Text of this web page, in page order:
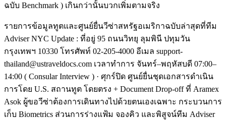
ฉบับ Benchmark ) เกินกว่านั้นบวกเพิ่มตามจริง
รายการข้อมูลทูตและศูนย์ยื่นวีซ่าสหรัฐอเมริกาฉบับล่าสุดที่ทีม
Adviser NYC Update : ที่อยู่ 95 ถนนวิทยุ ลุมพินี ปทุมวัน
กรุงเทพฯ 10330 โทรศัพท์ 02-205-4000 อีเมล support-
thailand@ustraveldocs.com เวลาทำการ จันทร์–พฤหัสบดี 07:00–
14:00 ( Consular Interview ) · ศุกร์ปิด ศูนย์ยื่นชุดเอกสารดำเนิน
การโดย U.S. สถานทูต โดยตรง + Document Drop-off ที่ Aramex
Asok ผู้ขอวีซ่าต้องการเดินทางไปด้วยตนเองเฉพาะ กระบวนการ
เก็บ Biometrics ส่วนการร่างแฟ้ม จองคิว และพิสูจน์ทีม Adviser